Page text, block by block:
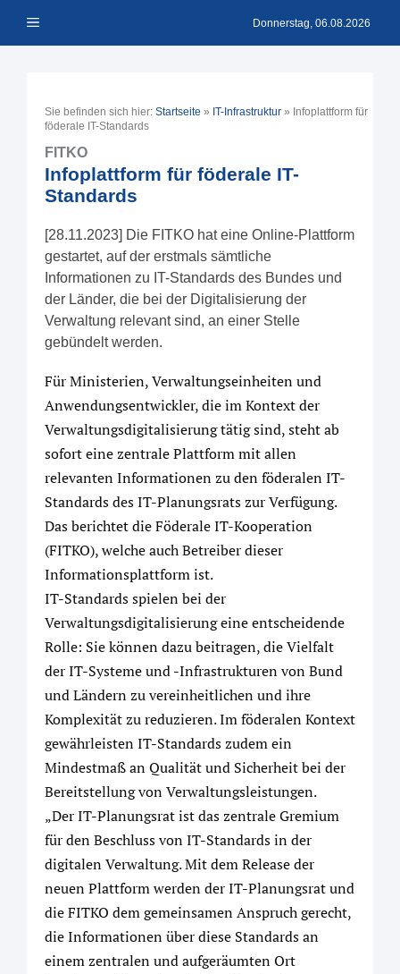
Inhalt Menü Donnerstag, 06.08.2026
Sie befinden sich hier: Startseite » IT-Infrastruktur » Infoplattform für
föderale IT-Standards
FITKO
Infoplattform für föderale IT-
Standards
[28.11.2023] Die FITKO hat eine Online-Plattform
gestartet, auf der erstmals sämtliche
Informationen zu IT-Standards des Bundes und
der Länder, die bei der Digitalisierung der
Verwaltung relevant sind, an einer Stelle
gebündelt werden.
Für Ministerien, Verwaltungseinheiten und
Anwendungsentwickler, die im Kontext der
Verwaltungsdigitalisierung tätig sind, steht ab
sofort eine zentrale Plattform mit allen
relevanten Informationen zu den föderalen IT-
Standards des IT-Planungsrats zur Verfügung.
Das berichtet die Föderale IT-Kooperation
(FITKO), welche auch Betreiber dieser
Informationsplattform ist.
IT-Standards spielen bei der
Verwaltungsdigitalisierung eine entscheidende
Rolle: Sie können dazu beitragen, die Vielfalt
der IT-Systeme und -Infrastrukturen von Bund
und Ländern zu vereinheitlichen und ihre
Komplexität zu reduzieren. Im föderalen Kontext
gewährleisten IT-Standards zudem ein
Mindestmaß an Qualität und Sicherheit bei der
Bereitstellung von Verwaltungsleistungen.
„Der IT-Planungsrat ist das zentrale Gremium
für den Beschluss von IT-Standards in der
digitalen Verwaltung. Mit dem Release der
neuen Plattform werden der IT-Planungsrat und
die FITKO dem gemeinsamen Anspruch gerecht,
die Informationen über diese Standards an
einem zentralen und aufgeräumten Ort